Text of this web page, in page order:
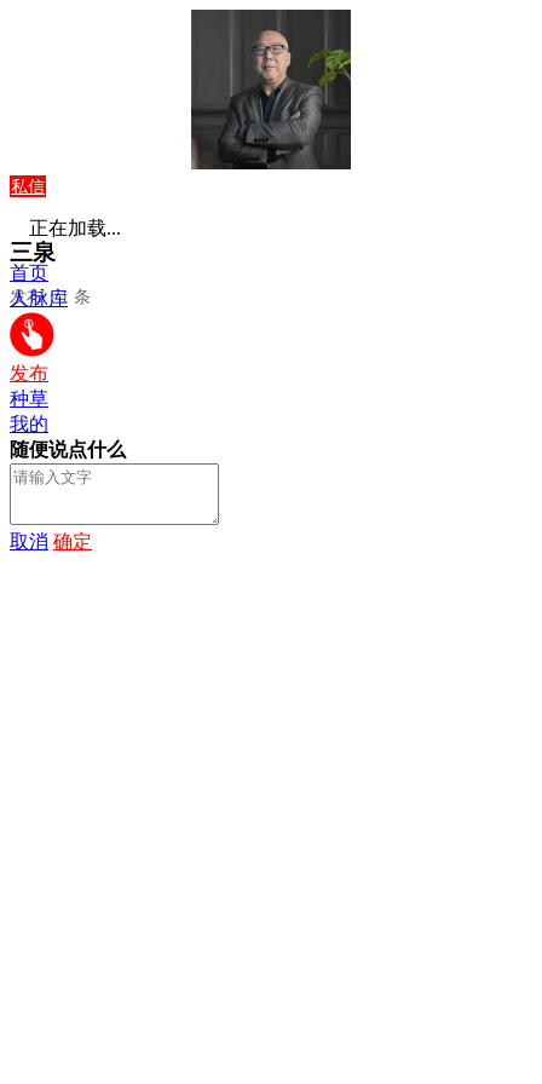
私信
三泉
发布：1 条
正在加载...
首页
人脉库
发布
种草
我的
随便说点什么
取消 确定